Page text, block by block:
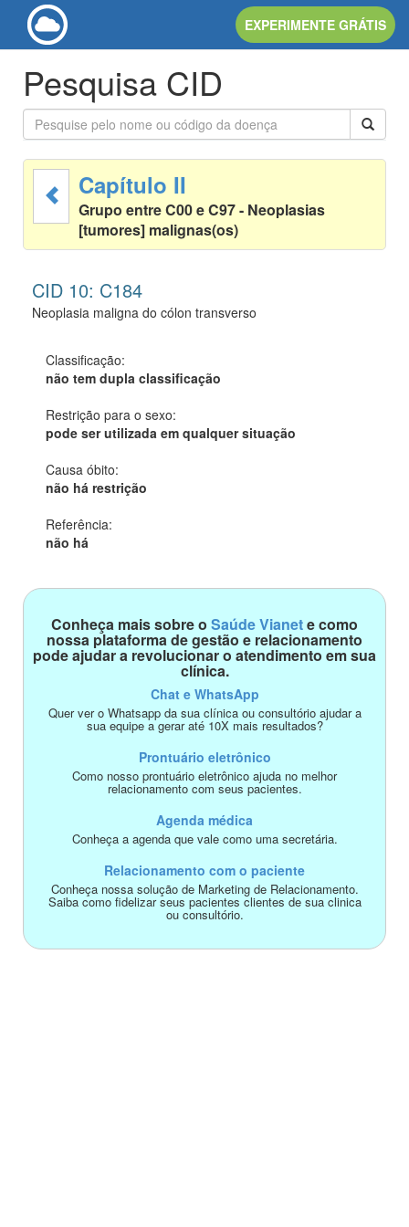
EXPERIMENTE GRÁTIS
Pesquisa CID
Capítulo II
Grupo entre C00 e C97 - Neoplasias
[tumores] malignas(os)
CID 10: C184
Neoplasia maligna do cólon transverso
Classificação:
não tem dupla classificação
Restrição para o sexo:
pode ser utilizada em qualquer situação
Causa óbito:
não há restrição
Referência:
não há
Conheça mais sobre o Saúde Vianete como
nossa plataforma de gestão e relacionamento
pode ajudar a revolucionar o atendimento em sua
clínica.
Chat e WhatsApp
Quer ver o Whatsapp da sua clínica ou consultório ajudar a
sua equipe a gerar até 10X mais resultados?
Prontuário eletrônico
Como nosso prontuário eletrônico ajuda no melhor
relacionamento com seus pacientes.
Agenda médica
Conheça a agenda que vale como uma secretária.
Relacionamento com o paciente
Conheça nossa solução de Marketing de Relacionamento.
Saiba como fidelizar seus pacientes clientes de sua clinica
ou consultório.